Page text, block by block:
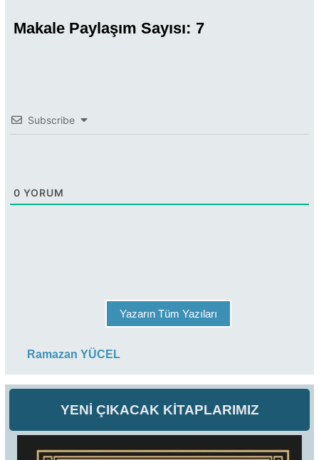
YENİ ÇIKACAK KİTAPLARIMIZ
Makale Paylaşım Sayısı: 7
Subscribe
0 YORUM
Yazarın Tüm Yazıları
Ramazan YÜCEL